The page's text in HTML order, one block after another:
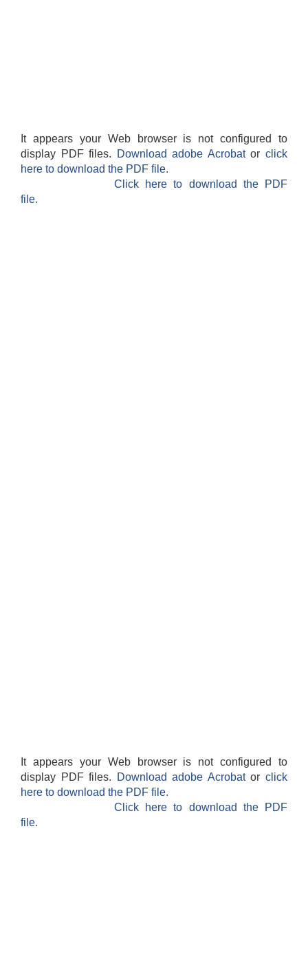
It appears your Web browser is not configured to
display PDF files.
Download adobe Acrobatorclick
here to download the PDF file.
Click here to download the PDF
file.
It appears your Web browser is not configured to
display PDF files.
Download adobe Acrobatorclick
here to download the PDF file.
Click here to download the PDF
file.